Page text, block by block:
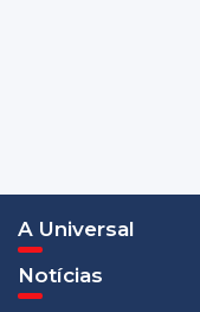
A Universal
Notícias